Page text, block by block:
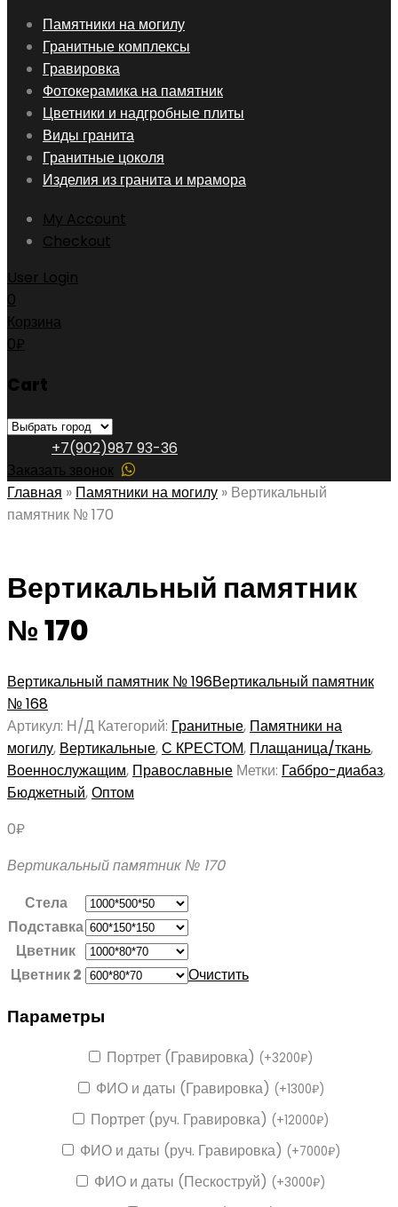
Skip
content
Памятники на могилу
Гранитные комплексы
Гравировка
Фотокерамика на памятник
Цветники и надгробные плиты
Виды гранита
Гранитные цоколя
Изделия из гранита и мрамора
My Account
Checkout
User Login
0
Корзина
0₽
Cart
+7(902)987 93-36
Заказать звонок
Главная » Памятники на могилу » Вертикальный
памятник № 170
Вертикальный памятник
№ 170
Вертикальный памятник № 196Вертикальный памятник
№ 168
Артикул: Н/Д Категорий: Гранитные, Памятники на
могилу, Вертикальные,С КРЕСТОМ, Плащаница/ткань,
Военнослужащим, Православные Метки: Габбро-диабаз,
Бюджетный,Оптом
0₽
Вертикальный памятник № 170
Стела
Подставка
Цветник
Цветник 2
Очистить
Параметры
Портрет (Гравировка) (+3200₽)
ФИО и даты (Гравировка) (+1300₽)
Портрет (руч. Гравировка) (+12000₽)
ФИО и даты (руч. Гравировка) (+7000₽)
ФИО и даты (Пескоструй) (+3000₽)